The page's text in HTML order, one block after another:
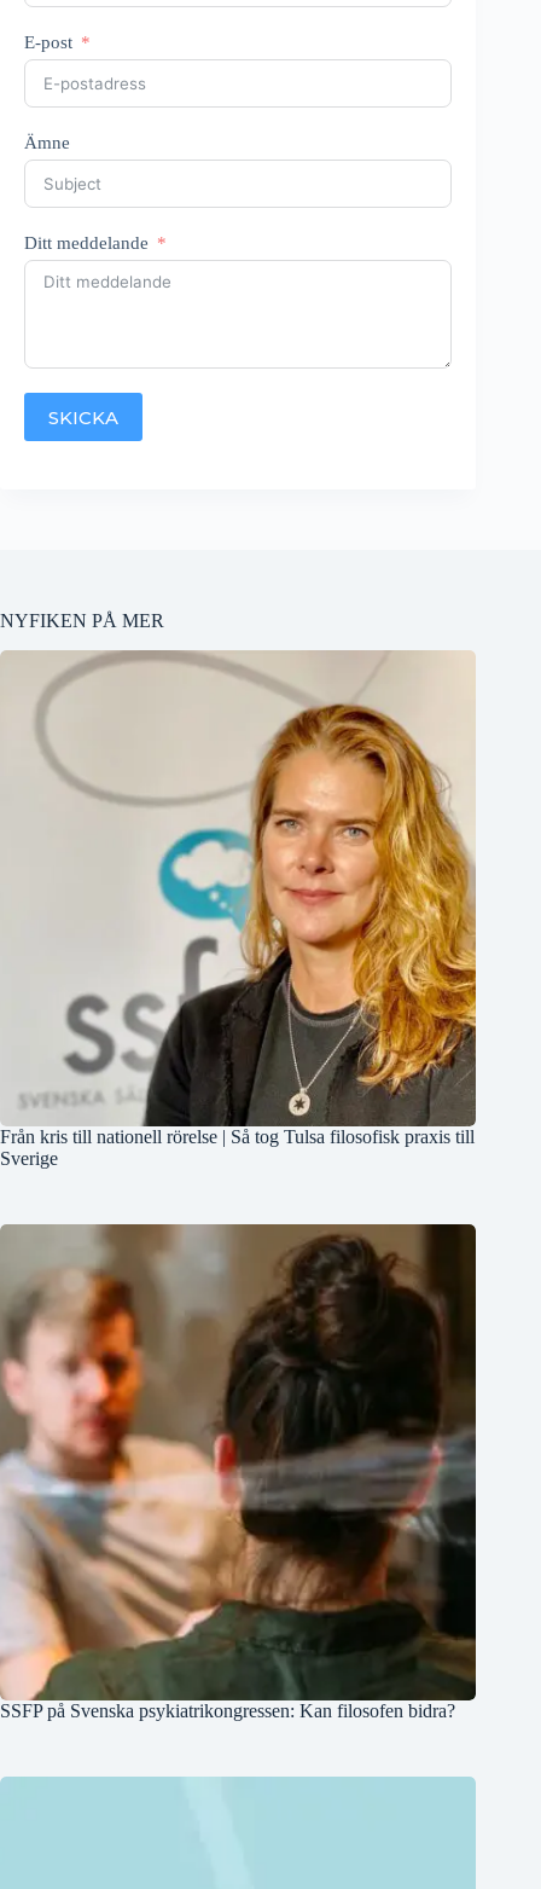
E-post
Ämne
Ditt meddelande
SKICKA
NYFIKEN PÅ MER
Från kris till nationell rörelse | Så tog Tulsa filosofisk praxis till
Sverige
SSFP på Svenska psykiatrikongressen: Kan filosofen bidra?